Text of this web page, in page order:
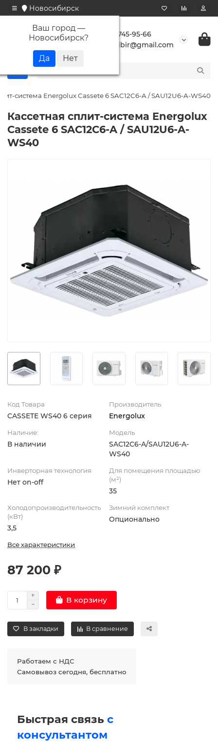
Новосибирск
Ваш город —
Новосибирск?
+7 923 745-95-66
buransibir@gmail.com
система Energolux Cassete 6 SAC12C6-A / SAU12U6-A-WS40
Кассетная сплит-система Energolux
Cassete 6 SAC12C6-A / SAU12U6-A-
WS40
Код Товара
CASSETE WS40 6 серия
Производитель
Energolux
Наличие:
В наличии
Модель
SAС12С6-A/SAU12U6-A-
WS40
Инверторная технология
Нет on-off
Для помещения площадью
(м²)
35
Холодопроизводительность
(кВт)
3,5
Зимний комплект
Опционально
Все характеристики
87 200 ₽
В корзину
В закладки В сравнение
Работаем с НДС
Самовывоз сегодня, бесплатно
Быстрая связь с
консультантом